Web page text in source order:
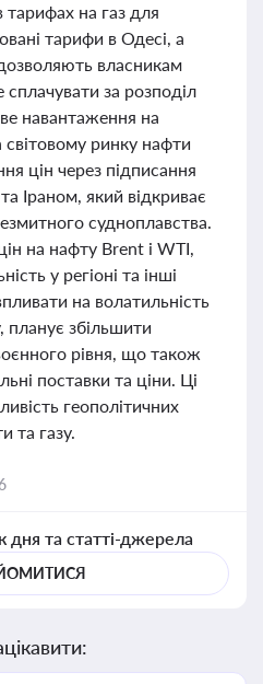
на газ для
тарифи в Одесі, а
власникам
за розподіл
навантаження на
ринку нафти
цін через підписання
який відкриває
судноплавства.
на нафту Brent і WTI,
у регіоні та інші
на волатильність
планує збільшити
рівня, що також
поставки та ціни. Ці
геополітичних
та газу.
дня та статті-джерела